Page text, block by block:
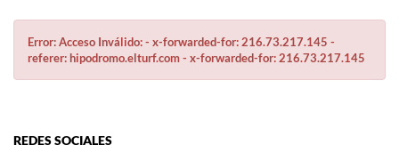
Error: Acceso Inválido: - x-forwarded-for: 216.73.217.145 -
referer: hipodromo.elturf.com - x-forwarded-for: 216.73.217.145
REDES SOCIALES